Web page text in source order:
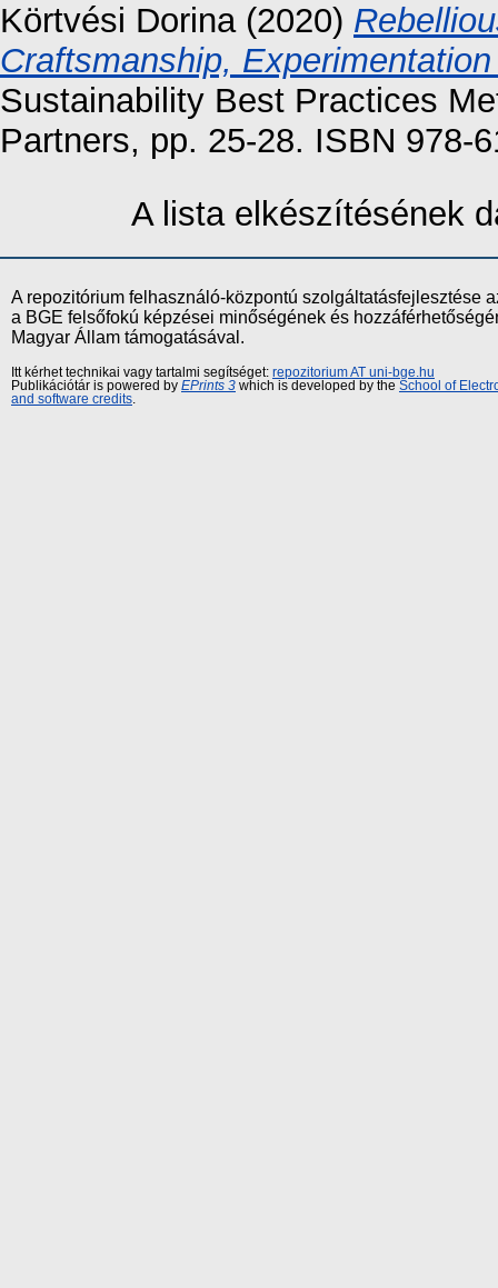
Körtvési Dorina(2020)
Craftsmanship,
Sustainability Best Practices
Partners, pp. 25-28. ISBN 978-
A lista elkészítésének
A repozitórium felhasználó-központú szolgáltatásfejlesztése
a BGE felsőfokú képzései minőségének és
Magyar Állam támogatásával.
Itt kérhet technikai vagy tartalmi segítséget: repozitorium AT uni-bge.hu
Publikációtár is powered by EPrints 3 which is developed by the School of
and software credits